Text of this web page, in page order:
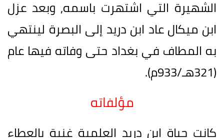
الشهيرة التي اشتهرت باسمه, وبعد عزل
ابن ميكال عاد ابن دريد إلى البصرة لينتهي
به المطاف في بغداد حتى وفاته فيها عام
(321هـ/933م).
مؤلفاته
كانت حياة ابن دريد العلمية غنية بالعطاء